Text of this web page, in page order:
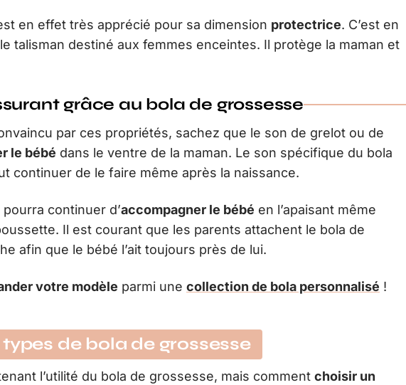
en effet très apprécié pour sa dimension protectrice. C’est en
talisman destiné aux femmes enceintes. Il protège la maman et
grâce au bola de grossesse
par ces propriétés, sachez que le son de grelot ou de
le bébé dans le ventre de la maman. Le son spécifique du bola
continuer de le faire même après la naissance.
continuer d’accompagner le bébé en l’apaisant même
Il est courant que les parents attachent le bola de
afin que le bébé l’ait toujours près de lui.
votre modèle parmi une collection de bola personnalisé !
de bola de grossesse
l’utilité du bola de grossesse, mais comment choisir un